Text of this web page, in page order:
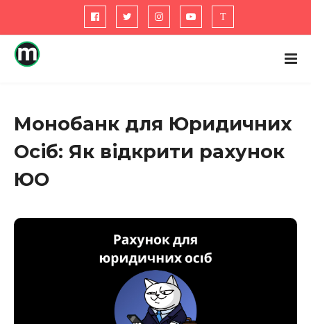
Монобанк для Юридичних
Осіб: Як відкрити рахунок
ЮО